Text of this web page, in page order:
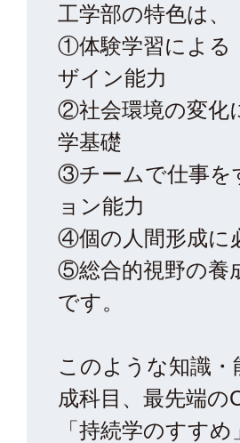
工学部の特色は、
①体験学習による
ザイン能力
②社会環境の変化
学基礎
③チームで仕事を
ョン能力
④個の人間形成に
⑤総合的視野の養
です。
このような知識
成科目、最先端の
「持続学のすす